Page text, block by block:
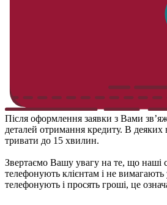
Після оформлення заявки з Вами
деталей отримання кредиту. В
тривати до 15 хвилин.
Звертаємо Вашу увагу на те, що наші
телефонують клієнтам і не
телефонують і просять гроші, це